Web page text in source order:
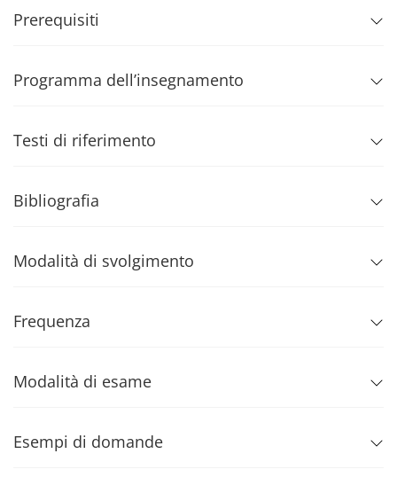
Prerequisiti
Programma dell’insegnamento
Testi di riferimento
Bibliografia
Modalità di svolgimento
Frequenza
Modalità di esame
Esempi di domande